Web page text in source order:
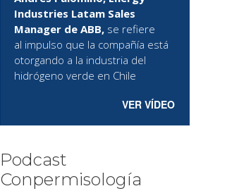
Industries Latam Sales
Manager de ABB, se refiere
al impulso que la compañía está
otorgando a la industria del
hidrógeno verde en Chile
VER VÍDEO
Podcast
Conpermisología